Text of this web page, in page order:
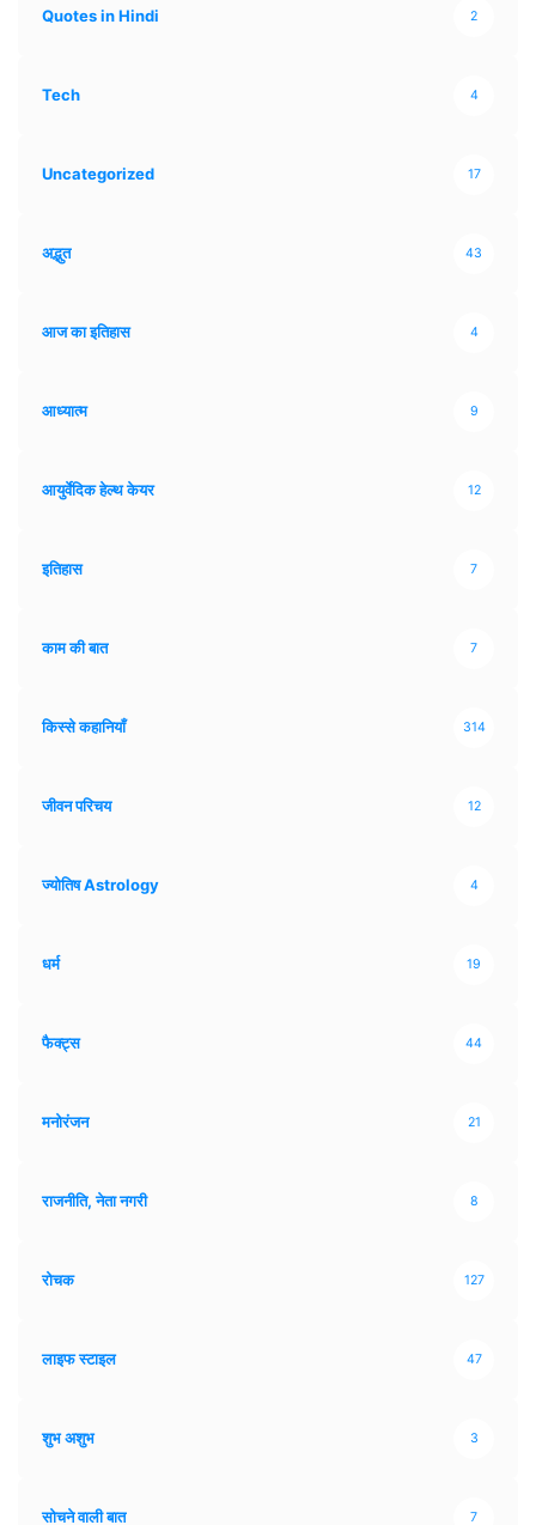
Quotes in Hindi 2
Tech 4
Uncategorized 17
अद्भुत 43
आज का इतिहास 4
आध्यात्म 9
आयुर्वेदिक हेल्थ केयर 12
इतिहास 7
काम की बात 7
किस्से कहानियाँ 314
जीवन परिचय 12
ज्योतिष Astrology 4
धर्म 19
फैक्ट्स 44
मनोरंजन 21
राजनीति, नेता नगरी 8
रोचक 127
लाइफ स्टाइल 47
शुभ अशुभ 3
सोचने वाली बात 7